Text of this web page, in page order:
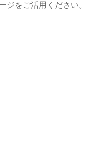
ジをご活用ください。